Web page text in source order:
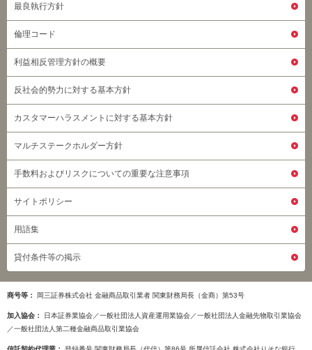
最良執行方針
倫理コード
利益相反管理方針の概要
反社会的勢力に対する基本方針
カスタマーハラスメントに対する基本方針
マルチステークホルダー方針
手数料およびリスクについての重要な注意事項
サイトポリシー
用語集
貸付条件等の掲示
商号等 岡三証券株式会社 金融商品取引業者 関東財務局長（金商）第53号
加入協会
日本証券業協会／一般社団法人資産運用業協会／一般社団法人金融先物取引業協会
／一般社団法人第二種金融商品取引業協会